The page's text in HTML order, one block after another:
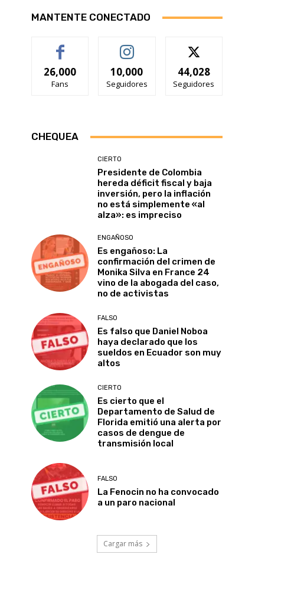
MANTENTE CONECTADO
26,000
Fans
10,000
Seguidores
44,028
Seguidores
CHEQUEA
CIERTO
Presidente de Colombia
hereda déficit fiscal y baja
inversión, pero la inflación
no está simplemente «al
alza»: es impreciso
ENGAÑOSO
Es engañoso: La
confirmación del crimen de
Monika Silva en France 24
vino de la abogada del caso,
no de activistas
FALSO
Es falso que Daniel Noboa
haya declarado que los
sueldos en Ecuador son muy
altos
CIERTO
Es cierto que el
Departamento de Salud de
Florida emitió una alerta por
casos de dengue de
transmisión local
FALSO
La Fenocin no ha convocado
a un paro nacional
Cargar más